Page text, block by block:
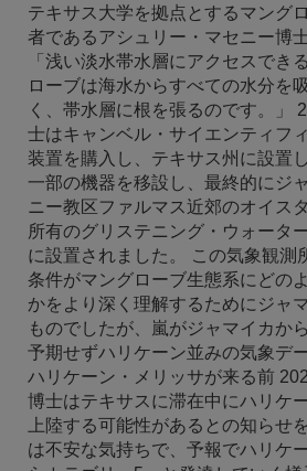
テキサス大学を拠点とするマング
者であるアシュリー・マセニー博
「浅い淡水帯水層にアクセスでき
ローブは海水からすべての水分を
く、帯水層に根を張るのです。」
士はキャンベル・サイエンティフ
装置を購入し、テキサス州に設置
一部の機器を移設し、最終的にジ
ニー教区ファルマス近郊のオイス
所有のグリステニング・ウォータ
に設置されました。 この気象観測
条件がマングローブ生態系にどの
かをより深く理解するためにジャ
ものでしたが、嵐がジャマイカか
予期せずハリケーン並みの気象デ
ハリケーン・メリッサが来る前
博士はテキサスに滞在中にハリケ
上陸する可能性があるとの知らせ
は不安な気持ちで、予報でハリケ